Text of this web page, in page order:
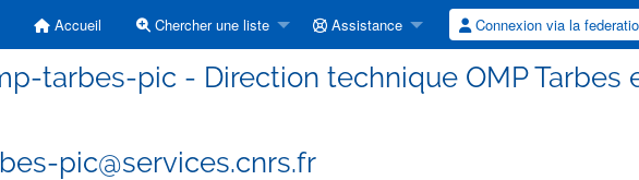
Accueil Chercher une liste Assistance Connexion via la
tarbes-pic - Direction technique OMP Tarbes
pic@services.cnrs.fr